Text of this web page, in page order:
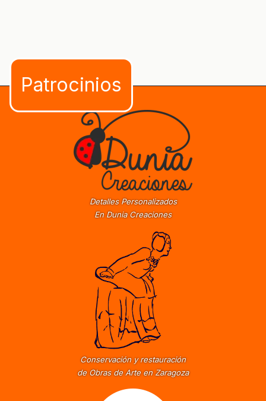
Detalles Personalizados
En Dunia Creaciones
Conservación y restauración
de Obras de Arte en Zaragoza